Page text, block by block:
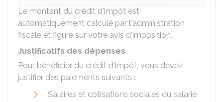
Le montant du crédit d'impôt est
automatiquement calculé par l'administration
fiscale et figure sur votre avis d'imposition.
Justificatifs des dépenses
Pour bénéficier du crédit d'impôt, vous devez
justifier des paiements suivants :
Salaires et cotisations sociales du salarié